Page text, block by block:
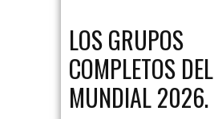
LOS GRUPOS
COMPLETOS DEL
MUNDIAL 2026.